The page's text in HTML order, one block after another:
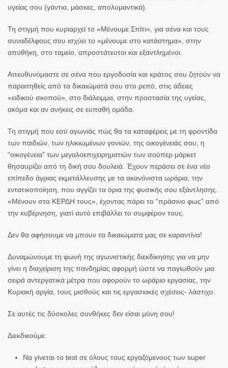
υγείας σου (γάντια, μάσκες, απολυμαντικά).
Τη στιγμή που κυριαρχεί το «Μένουμε Σπίτι», για σένα και τους
συναδέλφους σου ισχύει το «μένουμε στο κατάστημα», στην
αποθήκη, στο ταμείο, απροστάτευτοι και εξαντλημένοι.
Απευθυνόμαστε σε σένα που εργοδοσία και κράτος σου ζητούν να
παραιτηθείς από τα δικαιώματά σου στο ρεπό, στις άδειες
«ειδικού σκοπού», στο διάλειμμα, στην προστασία της υγείας,
ακόμα και αν ανήκεις σε ευπαθή ομάδα.
Τη στιγμή που εσύ αγωνιάς πώς θα τα καταφέρεις με τη φροντίδα
των παιδιών, των ηλικιωμένων γονιών, της οικογένειάς σου, η
“οικογένεια” των μεγαλοεπιχειρηματιών των σούπερ μάρκετ
θησαυρίζει από τη δική σου δουλειά. Έχουν περάσει σε ένα νέο
επίπεδο άγριας εκμετάλλευσης με τα ακανόνιστα ωράρια, την
εντατικοποίηση, που αγγίζει τα όρια της φυσικής σου εξάντλησης.
«Μένουν στα ΚΕΡΔΗ τους», έχοντας πάρει το “πράσινο φως” από
την κυβέρνηση, γιατί αυτό επιβάλλει το συμφέρον τους.
Δεν θα αφήσουμε να μπουν τα δικαιώματα μας σε καραντίνα!
Δυναμώνουμε τη φωνή της αγωνιστικής διεκδίκησης για να μην
γίνει η διαχείριση της πανδημίας αφορμή ώστε να παγιωθούν μια
σειρά αντεργατικά μέτρα που αφορούν το ωράριο εργασίας, την
Κυριακή αργία, τους μισθούς και τις εργασιακές σχέσεις- λάστιχο.
Σε αυτές τις δύσκολες συνθήκες δεν είσαι μόνη σου!
Διεκδικούμε:
Να γίνεται το test σε όλους τους εργαζόμενους των super